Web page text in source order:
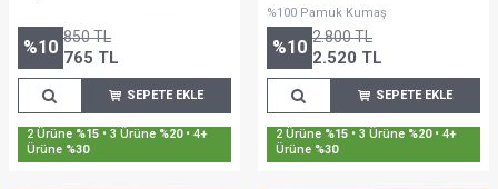
%10 850TL
765 TL
SEPETE EKLE
2 Ürüne %15 • 3 Ürüne %20• 4+
Ürüne %30
%100 Pamuk Kumaş
%10 2.800TL
2.520 TL
SEPETE EKLE
2 Ürüne %15 • 3 Ürüne %20• 4+
Ürüne %30